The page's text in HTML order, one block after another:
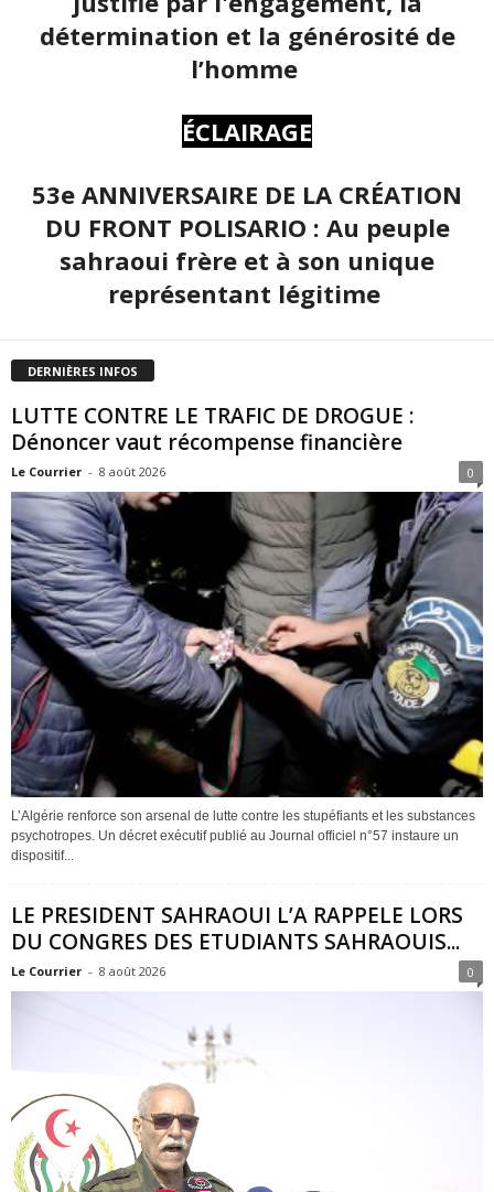
détermination et la générosité de
l’homme
ÉCLAIRAGE
53e ANNIVERSAIRE DE LA CRÉATION
DU FRONT POLISARIO : Au peuple
sahraoui frère et à son unique
représentant légitime
DERNIÈRES INFOS
LUTTE CONTRE LE TRAFIC DE DROGUE :
Dénoncer vaut récompense financière
Le Courrier - 8 août 2026 0
L’Algérie renforce son arsenal de lutte contre les stupéfiants et les substances
psychotropes. Un décret exécutif publié au Journal officiel n°57 instaure un
dispositif...
LE PRESIDENT SAHRAOUI L’A RAPPELE LORS
DU CONGRES DES ETUDIANTS SAHRAOUIS...
Le Courrier - 8 août 2026 0